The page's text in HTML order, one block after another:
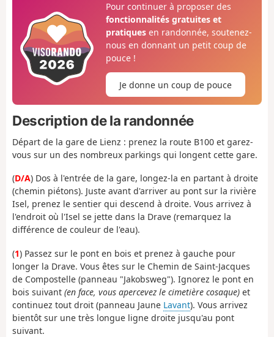
Pour continuer à proposer des
fonctionnalités gratuites et
pratiquesen randonnée, soutenez-
nous en donnant un petit coup de
pouce !
Je donne un coup de pouce
Description de la randonnée
Départ de la gare de Lienz : prenez la route B100 et garez-
vous sur un des nombreux parkings qui longent cette gare.
(D/A) Dos à l'entrée de la gare, longez-la en partant à droite
(chemin piétons). Juste avant d'arriver au pont sur la rivière
Isel, prenez le sentier qui descend à droite. Vous arrivez à
l'endroit où l'Isel se jette dans la Drave (remarquez la
différence de couleur de l'eau).
(1) Passez sur le pont en bois et prenez à gauche pour
longer la Drave. Vous êtes sur le Chemin de Saint-Jacques
de Compostelle (panneau "Jakobsweg"). Ignorez le pont en
bois suivant (en face, vous apercevez le cimetière cosaque) et
continuez tout droit (panneau Jaune Lavant). Vous arrivez
bientôt sur une très longue ligne droite jusqu'au pont
suivant.